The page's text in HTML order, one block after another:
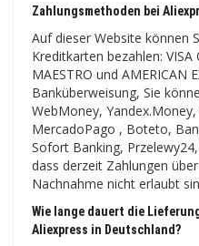
Zahlungsmethoden bei
Auf dieser Website können
Kreditkarten bezahlen: VISA
MAESTRO und AMERICAN
Banküberweisung, Sie
WebMoney,
MercadoPago , Boteto,
Sofort Banking,
dass derzeit Zahlungen
Nachnahme nicht erlaubt
Wie lange dauert die
Aliexpress in Deutschland?